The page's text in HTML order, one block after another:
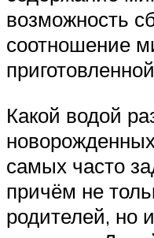
возможность
соотношение
Какой водой
самых часто
причём не
родителей, но